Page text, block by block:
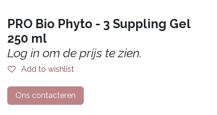
PRO Bio Phyto - 3 Suppling Gel
250 ml
Log in om de prijs te zien.
Add to wishlist
Ons contacteren